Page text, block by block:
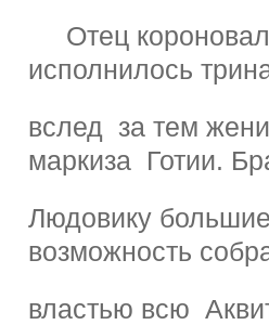
Отец короновал
исполнилось
вслед за тем
маркиза Готии.
Людовику
возможность
властью всю